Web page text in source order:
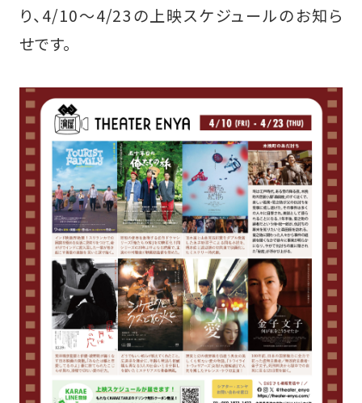
り、4/10～4/23の上映スケジュールのお知ら
せです。